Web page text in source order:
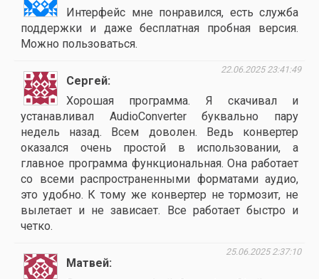
Интерфейс мне понравился, есть служба
поддержки и даже бесплатная пробная версия.
Можно пользоваться.
Сергей
22.06.2025 23:41:49
Хорошая программа. Я скачивал и
устанавливал AudioConverter буквально пару
недель назад. Всем доволен. Ведь конвертер
оказался очень простой в использовании, а
главное программа функциональная. Она работает
со всеми распространенными форматами аудио,
это удобно. К тому же конвертер не тормозит, не
вылетает и не зависает. Все работает быстро и
четко.
Матвей
25.06.2025 2:37:10